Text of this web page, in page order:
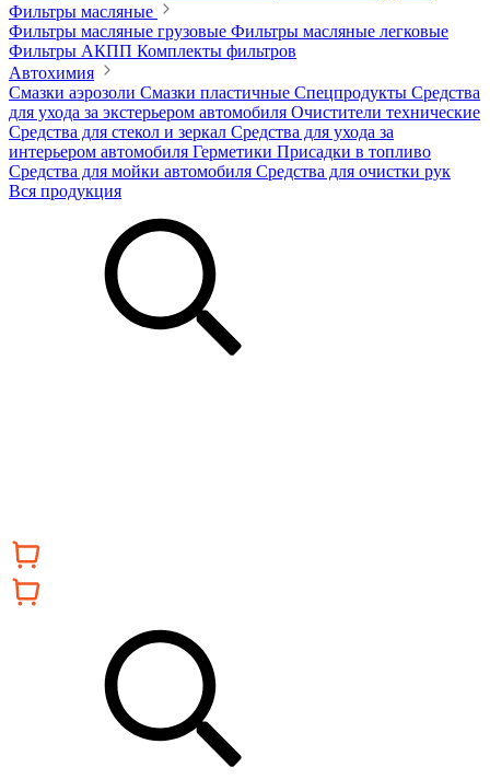
Фильтры масляные
Фильтры масляные грузовые Фильтры масляные легковые
Фильтры АКПП Комплекты фильтров
Автохимия
Смазки аэрозоли Смазки пластичные Спецпродукты Средства
для ухода за экстерьером автомобиля Очистители технические
Средства для стекол и зеркал Средства для ухода за
интерьером автомобиля Герметики Присадки в топливо
Средства для мойки автомобиля Средства для очистки рук
Вся продукция